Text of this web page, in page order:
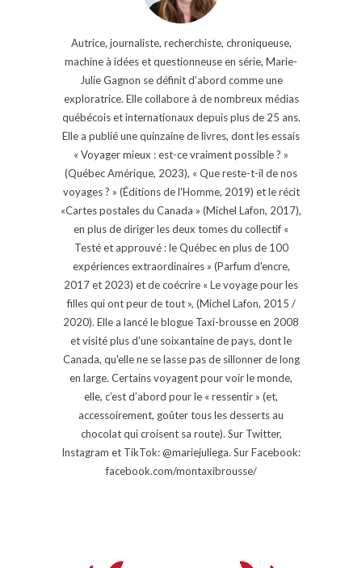
Autrice, journaliste, recherchiste, chroniqueuse,
machine à idées et questionneuse en série, Marie-
Julie Gagnon se définit d’abord comme une
exploratrice. Elle collabore à de nombreux médias
québécois et internationaux depuis plus de 25 ans.
Elle a publié une quinzaine de livres, dont les essais
« Voyager mieux : est-ce vraiment possible ? »
(Québec Amérique, 2023), « Que reste-t-il de nos
voyages ? » (Éditions de l'Homme, 2019) et le récit
«Cartes postales du Canada » (Michel Lafon, 2017),
en plus de diriger les deux tomes du collectif «
Testé et approuvé : le Québec en plus de 100
expériences extraordinaires » (Parfum d'encre,
2017 et 2023) et de coécrire « Le voyage pour les
filles qui ont peur de tout », (Michel Lafon, 2015 /
2020). Elle a lancé le blogue Taxi-brousse en 2008
et visité plus d'une soixantaine de pays, dont le
Canada, qu'elle ne se lasse pas de sillonner de long
en large. Certains voyagent pour voir le monde,
elle, c’est d’abord pour le « ressentir » (et,
accessoirement, goûter tous les desserts au
chocolat qui croisent sa route). Sur Twitter,
Instagram et TikTok: @mariejuliega. Sur Facebook:
facebook.com/montaxibrousse/